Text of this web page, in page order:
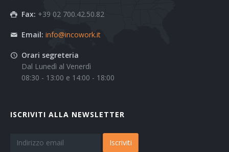
Fax: +39 02 700.42.50.82
Email: info@incowork.it
Orari segreteria
Dal Lunedì al Venerdì
08:30 - 13:00 e 14:00 - 18:00
ISCRIVITI ALLA NEWSLETTER
Iscriviti